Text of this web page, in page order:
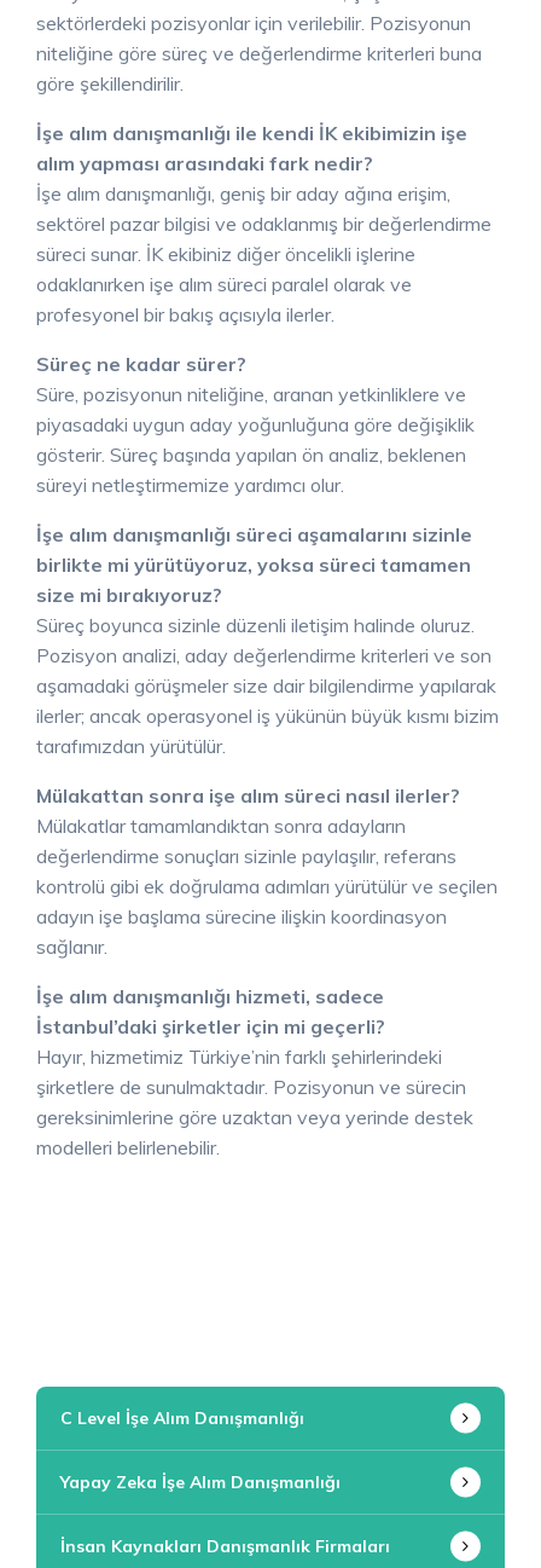
sektörlerdeki pozisyonlar için verilebilir. Pozisyonun
niteliğine göre süreç ve değerlendirme kriterleri buna
göre şekillendirilir.
İşe alım danışmanlığı ile kendi İK ekibimizin işe
alım yapması arasındaki fark nedir?
İşe alım danışmanlığı, geniş bir aday ağına erişim,
sektörel pazar bilgisi ve odaklanmış bir değerlendirme
süreci sunar. İK ekibiniz diğer öncelikli işlerine
odaklanırken işe alım süreci paralel olarak ve
profesyonel bir bakış açısıyla ilerler.
Süreç ne kadar sürer?
Süre, pozisyonun niteliğine, aranan yetkinliklere ve
piyasadaki uygun aday yoğunluğuna göre değişiklik
gösterir. Süreç başında yapılan ön analiz, beklenen
süreyi netleştirmemize yardımcı olur.
İşe alım danışmanlığı süreci aşamalarını sizinle
birlikte mi yürütüyoruz, yoksa süreci tamamen
size mi bırakıyoruz?
Süreç boyunca sizinle düzenli iletişim halinde oluruz.
Pozisyon analizi, aday değerlendirme kriterleri ve son
aşamadaki görüşmeler size dair bilgilendirme yapılarak
ilerler; ancak operasyonel iş yükünün büyük kısmı bizim
tarafımızdan yürütülür.
Mülakattan sonra işe alım süreci nasıl ilerler?
Mülakatlar tamamlandıktan sonra adayların
değerlendirme sonuçları sizinle paylaşılır, referans
kontrolü gibi ek doğrulama adımları yürütülür ve seçilen
adayın işe başlama sürecine ilişkin koordinasyon
sağlanır.
İşe alım danışmanlığı hizmeti, sadece
İstanbul’daki şirketler için mi geçerli?
Hayır, hizmetimiz Türkiye’nin farklı şehirlerindeki
şirketlere de sunulmaktadır. Pozisyonun ve sürecin
gereksinimlerine göre uzaktan veya yerinde destek
modelleri belirlenebilir.
C Level İşe Alım Danışmanlığı
Yapay Zeka İşe Alım Danışmanlığı
İnsan Kaynakları Danışmanlık Firmaları